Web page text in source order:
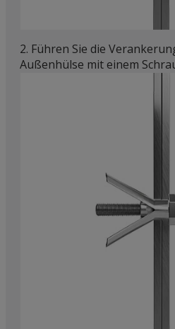
2. Führen Sie die
Außenhülse mit einem